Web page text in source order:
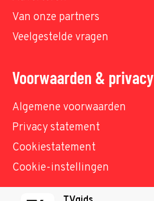
Van onze partners
Veelgestelde vragen
Voorwaarden & privacy
Algemene voorwaarden
Privacy statement
Cookiestatement
Cookie-instellingen